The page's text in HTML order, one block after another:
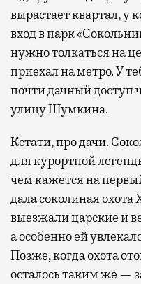
вырастает квартал, у
вход в парк
нужно толкаться на
приехал на метро. У
почти дачный доступ
улицу Шумкина.
Кстати, про дачи.
для курортной
чем кажется на
дала соколиная
выезжали царские и
а особенно ей
Позже, когда охота
осталось таким же —